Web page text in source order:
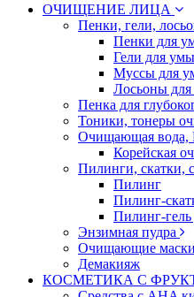
ОЧИЩЕНИЕ ЛИЦА
Пенки, гели,
Пенки для
Гели для
Муссы для
Лосьоны для
Пенка для
Тоники, тонеры
Очищающая вода,
Корейская
Пилинги, скатки,
Пилинг
Пилинг-
Пилинг-гель
Энзимная пудра
Очищающие маски
Демакияж
КОСМЕТИКА С